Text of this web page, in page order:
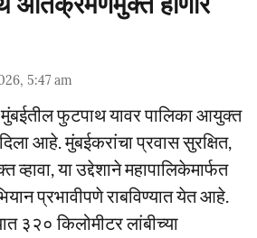
5:47 am
फुटपाथ यावर पालिका आयुक्त
आहे. मुंबईकरांचा प्रवास सुरक्षित,
या उद्देशाने महापालिकेमार्फत
प्रभावीपणे राबविण्यात येत आहे.
३२० किलोमीटर लांबीच्या